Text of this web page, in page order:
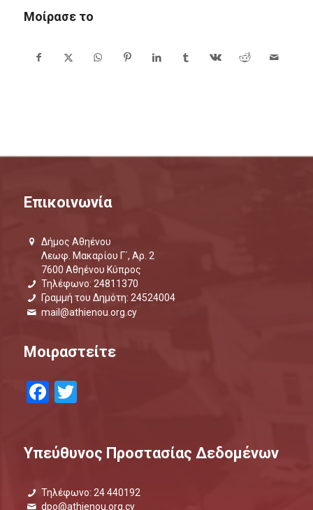
Μοίρασε το
Επικοινωνία
Δήμος Αθηένου
Λεωφ. Μακαρίου Γ΄, Αρ. 2
7600 Αθηένου Κύπρος
Τηλέφωνο: 24811370
Γραμμή του Δημότη: 24524004
mail@athienou.org.cy
Μοιραστείτε
Facebook
Twitter
Υπεύθυνος Προστασίας Δεδομένων
Τηλέφωνο: 24 440192
dpo@athienou.org.cy